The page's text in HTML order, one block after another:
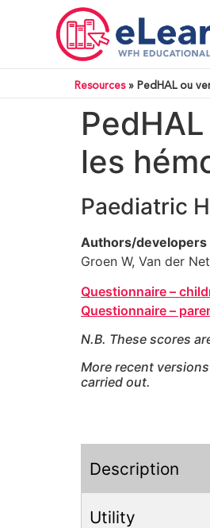
Resources» PedHAL ou
les
Paediatric
Authors/developers
Groen W, Van der
Questionnaire –
Questionnaire –
N.B. These scores
More recent
carried out.
Description
Utility